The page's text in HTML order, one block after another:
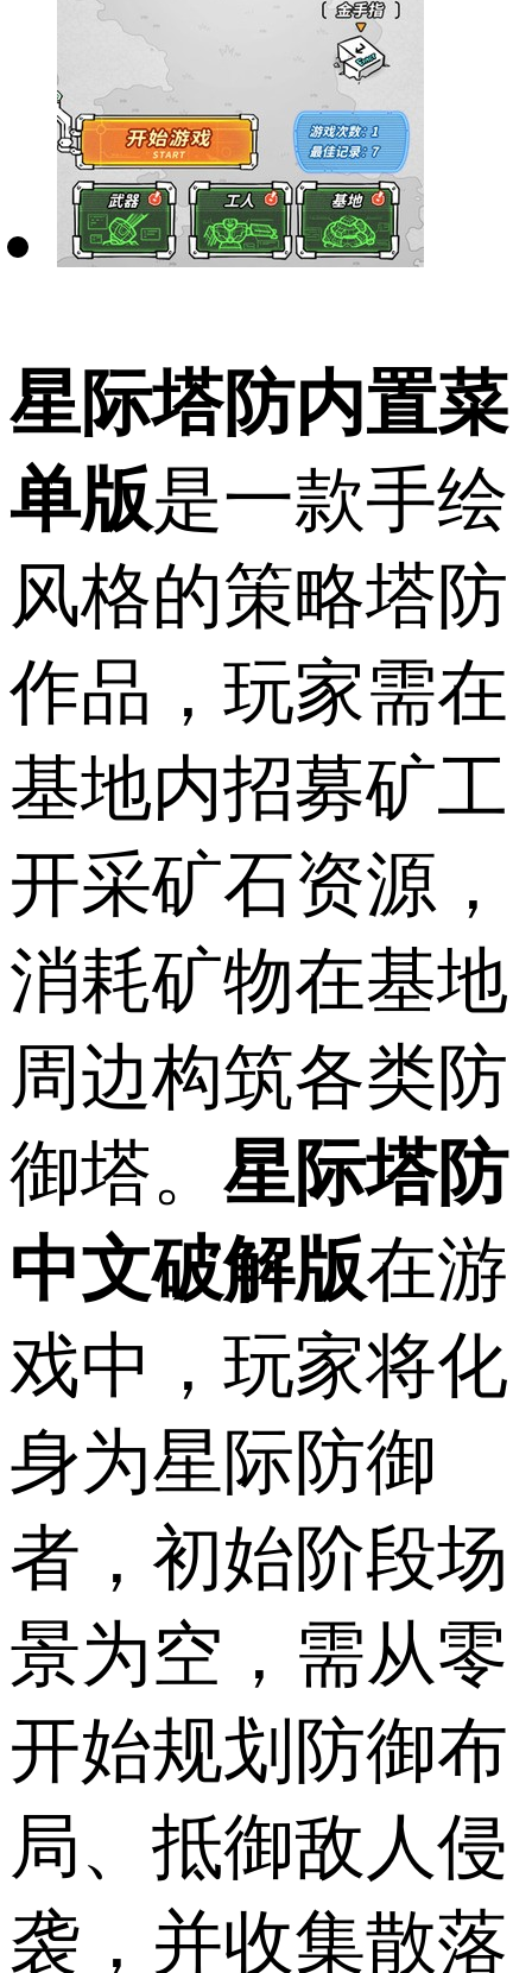
星际塔防内置菜
单版是一款手绘
风格的策略塔防
作品，玩家需在
基地内招募矿工
开采矿石资源，
消耗矿物在基地
周边构筑各类防
御塔。 星际塔防
中文破解版在游
戏中，玩家将化
身为星际防御
者，初始阶段场
景为空，需从零
开始规划防御布
局、抵御敌人侵
袭，并收集散落